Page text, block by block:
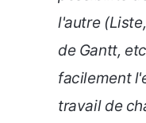
l'autre
de Gantt,
facilement
travail de